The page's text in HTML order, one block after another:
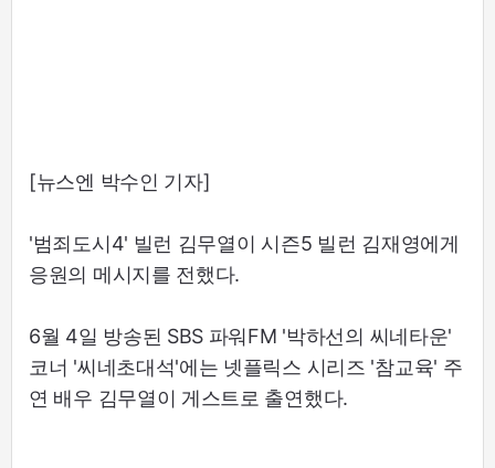
[뉴스엔 박수인 기자]
'범죄도시4' 빌런 김무열이 시즌5 빌런 김재영에게
응원의 메시지를 전했다.
6월 4일 방송된 SBS 파워FM '박하선의 씨네타운'
코너 '씨네초대석'에는 넷플릭스 시리즈 '참교육' 주
연 배우 김무열이 게스트로 출연했다.